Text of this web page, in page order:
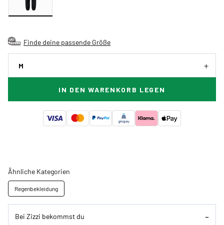
Finde deine passende Größe
M
IN DEN WARENKORB LEGEN
Ähnliche Kategorien
Regenbekleidung
Bei Zizzi bekommst du